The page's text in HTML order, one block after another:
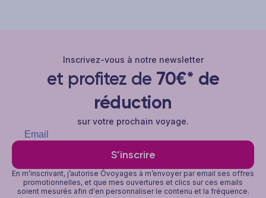
Inscrivez-vous à notre newsletter
et profitez de 70€* de
réduction
sur votre prochain voyage.
S’inscrire
En m’inscrivant, j’autorise Ôvoyages à m’envoyer par email ses offres
promotionnelles, et que mes ouvertures et clics sur ces emails
soient mesurés afin d'en personnaliser le contenu et la fréquence.